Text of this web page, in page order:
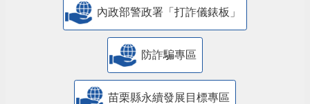
內政部警政署「打詐儀錶板」
防詐騙專區
苗栗縣永續發展目標專區